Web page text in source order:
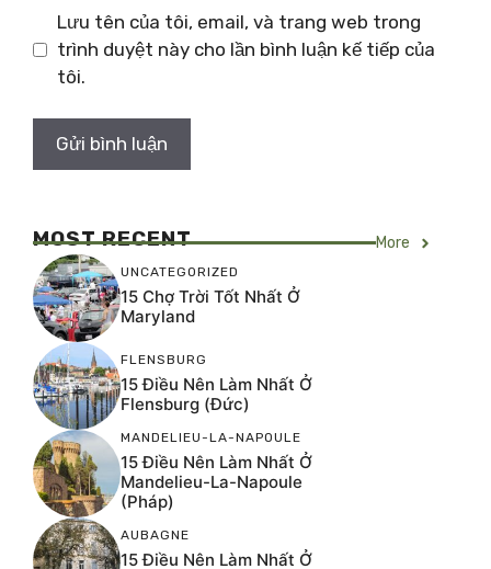
Lưu tên của tôi, email, và trang web trong
trình duyệt này cho lần bình luận kế tiếp của
tôi.
MOST RECENT More
UNCATEGORIZED
15 Chợ Trời Tốt Nhất Ở
Maryland
FLENSBURG
15 Điều Nên Làm Nhất Ở
Flensburg (Đức)
MANDELIEU-LA-NAPOULE
15 Điều Nên Làm Nhất Ở
Mandelieu-La-Napoule
(Pháp)
AUBAGNE
15 Điều Nên Làm Nhất Ở